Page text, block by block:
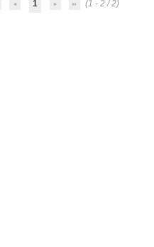
1 (1 - 2 / 2)